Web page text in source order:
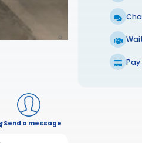
Send a message